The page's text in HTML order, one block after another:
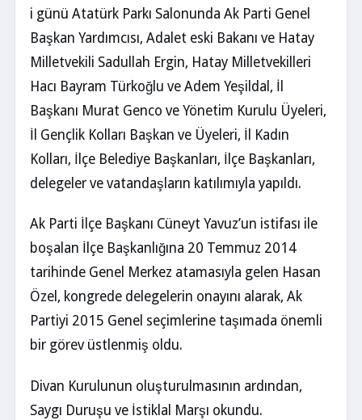
i günü Atatürk Parkı Salonunda Ak Parti Genel
Başkan Yardımcısı, Adalet eski Bakanı ve Hatay
Milletvekili Sadullah Ergin, Hatay Milletvekilleri
Hacı Bayram Türkoğlu ve Adem Yeşildal, İl
Başkanı Murat Genco ve Yönetim Kurulu Üyeleri,
İl Gençlik Kolları Başkan ve Üyeleri, İl Kadın
Kolları, İlçe Belediye Başkanları, İlçe Başkanları,
delegeler ve vatandaşların katılımıyla yapıldı.
Ak Parti İlçe Başkanı Cüneyt Yavuz’un istifası ile
boşalan İlçe Başkanlığına 20 Temmuz 2014
tarihinde Genel Merkez atamasıyla gelen Hasan
Özel, kongrede delegelerin onayını alarak, Ak
Partiyi 2015 Genel seçimlerine taşımada önemli
bir görev üstlenmiş oldu.
Divan Kurulunun oluşturulmasının ardından,
Saygı Duruşu ve İstiklal Marşı okundu.